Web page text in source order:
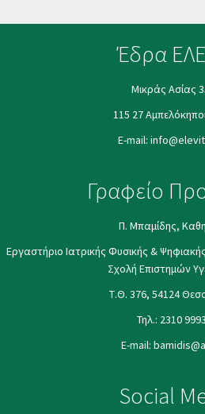
Έδρα
Μικράς Ασίας
115 27
E-mail:
Γραφείο
Π. Μπαμίδης,
Εργαστήριο Ιατρικής Φυσικής &
Σχολή Επιστημών
Τ.Θ. 376, 54124
Τηλ.: 2310
E-mail:
Social